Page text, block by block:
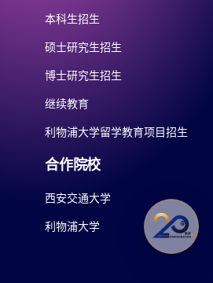
本科生招生
硕士研究生招生
博士研究生招生
继续教育
利物浦大学留学教育项目招生
合作院校
西安交通大学
利物浦大学